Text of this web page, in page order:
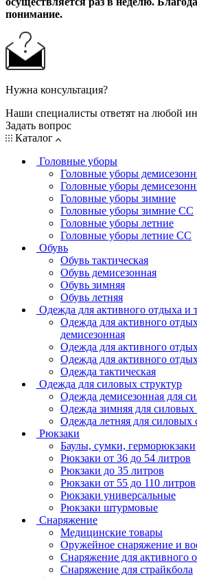
понимание.
Нужна консультация?
Наши специалисты ответят на любой
Задать вопрос
Каталог
Головные уборы
Головные уборы
Головные уборы
Головные уборы зимние
Головные уборы зимние СС
Головные уборы летние
Головные уборы летние СС
Обувь
Обувь тактическая
Обувь демисезонная
Обувь зимняя
Обувь летняя
Одежда для активного отдыха и
Одежда для активного
демисезонная
Одежда для активного
Одежда для активного
Одежда тактическая
Одежда для силовых структур
Одежда демисезонная для
Одежда зимняя для силовых
Одежда летняя для силовых
Рюкзаки
Баулы, сумки, герморюкзаки
Рюкзаки от 36 до 54 литров
Рюкзаки до 35 литров
Рюкзаки от 55 до 110 литров
Рюкзаки универсальные
Рюкзаки штурмовые
Снаряжение
Медицинские товары
Оружейное снаряжение и
Снаряжение для активного
Снаряжение для страйкбола